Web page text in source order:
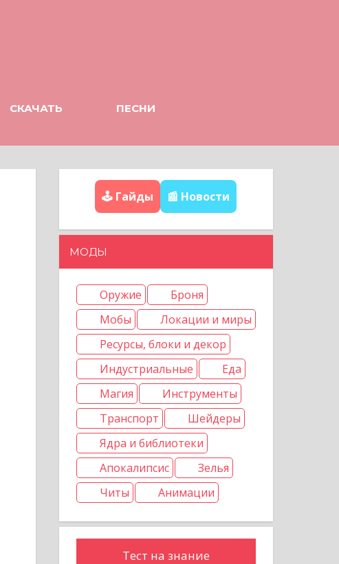
СКАЧАТЬ ПЕСНИ
🕹️ Гайды 📰 Новости
МОДЫ
Оружие
Броня
Мобы
Локации и миры
Ресурсы, блоки и декор
Индустриальные
Еда
Магия
Инструменты
Транспорт
Шейдеры
Ядра и библиотеки
Апокалипсис
Зелья
Читы
Анимации
Тест на знание